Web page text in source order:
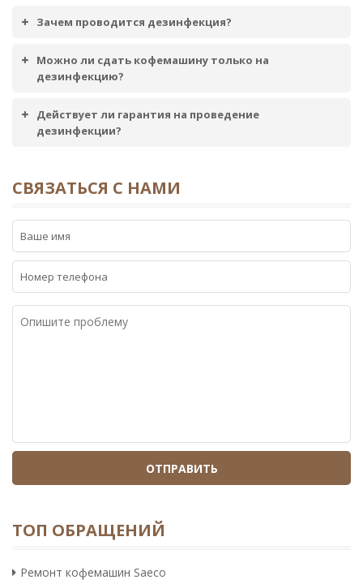
Зачем проводится дезинфекция?
Можно ли сдать кофемашину только на
дезинфекцию?
Действует ли гарантия на проведение
дезинфекции?
СВЯЗАТЬСЯ С НАМИ
ТОП ОБРАЩЕНИЙ
Ремонт кофемашин Saeco